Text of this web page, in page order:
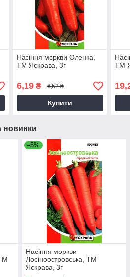
Насіння моркви Оленка,
ТМ Яскрава, 3г
6,19₴ 6,52 ₴
Купити
ТМ
новинки
–5%
Насіння моркви
Лосiноостровська, ТМ
Яскрава, 3г